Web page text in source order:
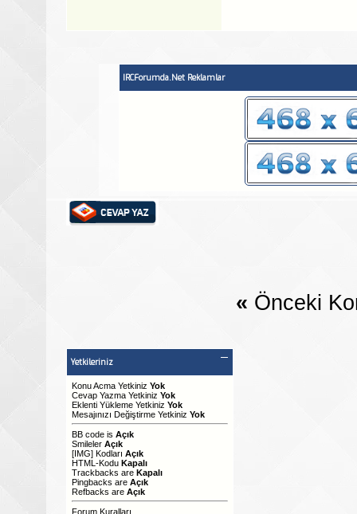
IRCForumda.Net Reklamlar
« Önceki
Yetkileriniz
Konu Acma Yetkiniz Yok
Cevap Yazma Yetkiniz Yok
Eklenti Yükleme Yetkiniz Yok
Mesajınızı Değiştirme Yetkiniz Yok
BB code is Açık
Smileler Açık
[IMG] Kodları Açık
HTML-Kodu Kapalı
Trackbacks are Kapalı
Pingbacks are Açık
Refbacks are Açık
Forum Kuralları